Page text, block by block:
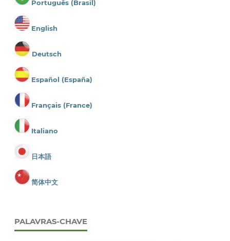
Português (Brasil)
English
Deutsch
Español (España)
Français (France)
Italiano
日本語
简体中文
PALAVRAS-CHAVE